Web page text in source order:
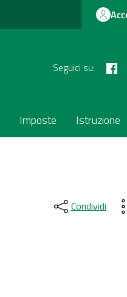
Seguici su:
Imposte Istruzione
Condividi